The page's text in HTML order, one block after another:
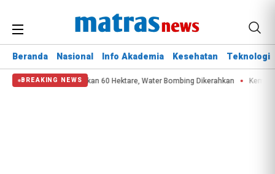
Beranda Nasional Info Akademia Kesehatan Teknologi
BREAKING NEWS
Hanguskan 60 Hektare, Water Bombing Dikerahkan Kemenhub